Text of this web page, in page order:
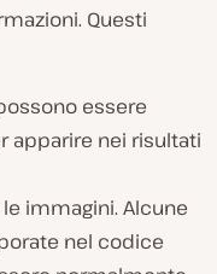
Questi
essere
apparire nei risultati
immagini. Alcune
nel codice